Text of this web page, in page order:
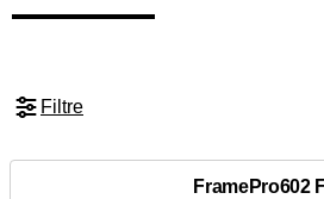
Filtre
FramePro602